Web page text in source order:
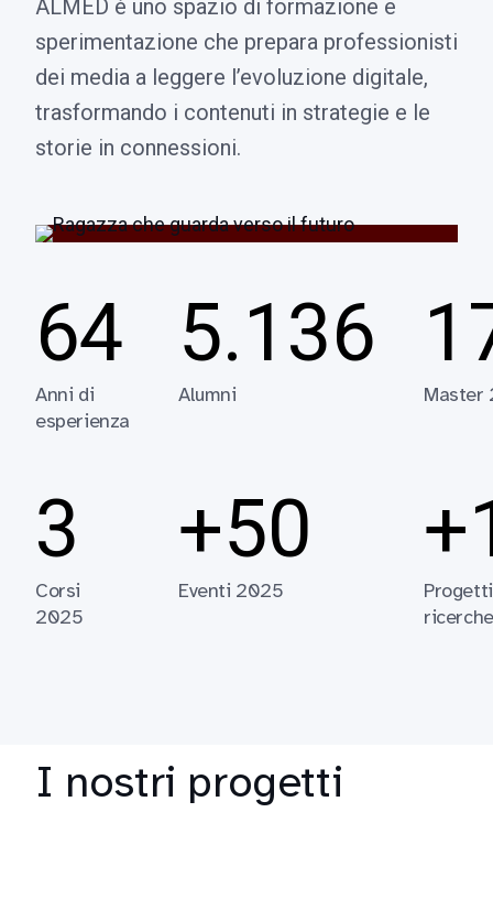
ALMED è uno spazio di formazione e
sperimentazione che prepara professionisti
dei media a leggere l’evoluzione digitale,
trasformando i contenuti in strategie e le
storie in connessioni.
64
Anni di
esperienza
5.136
Alumni Master
3
Corsi
2025
+50
Eventi 2025
I nostri progetti